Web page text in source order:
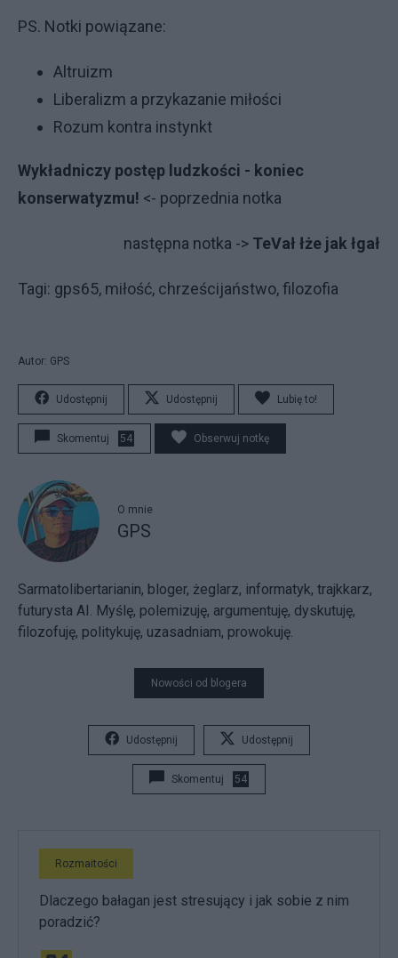
PS. Notki powiązane:
Altruizm
Liberalizm a przykazanie miłości
Rozum kontra instynkt
Wykładniczy postęp ludzkości - koniec
konserwatyzmu! <- poprzednia notka
następna notka -> TeVał łże jak łgał
Tagi: gps65, miłość, chrześcijaństwo, filozofia
Autor: GPS
Udostępnij Udostępnij Lubię to!
Skomentuj 54 Obserwuj notkę
O mnie
GPS
Sarmatolibertarianin, bloger, żeglarz, informatyk, trajkkarz,
futurysta AI. Myślę, polemizuję, argumentuję, dyskutuję,
filozofuję, politykuję, uzasadniam, prowokuję.
Nowości od blogera
Udostępnij Udostępnij
Skomentuj 54
Rozmaitości
Dlaczego bałagan jest stresujący i jak sobie z nim
poradzić?